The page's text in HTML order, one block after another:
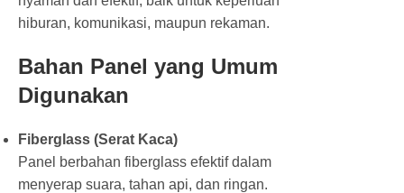
hiburan, komunikasi, maupun rekaman.
Bahan Panel yang Umum
Digunakan
Fiberglass (Serat Kaca)
Panel berbahan fiberglass efektif dalam
menyerap suara, tahan api, dan ringan.